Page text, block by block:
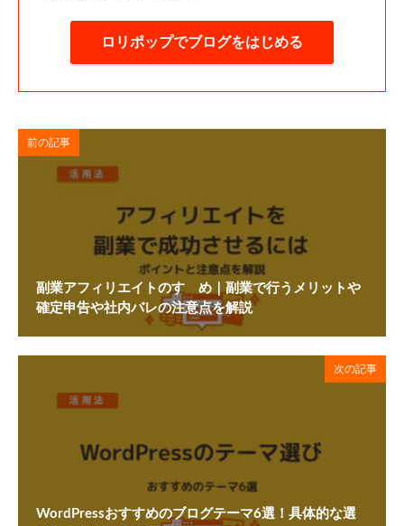
ロリポップでブログをはじめる
前の記事
副業アフィリエイトのすゝめ｜副業で行うメリットや
確定申告や社内バレの注意点を解説
次の記事
WordPressおすすめのブログテーマ6選！具体的な選